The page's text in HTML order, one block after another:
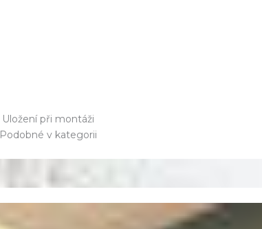
Uložení při montáži
Podobné v kategorii